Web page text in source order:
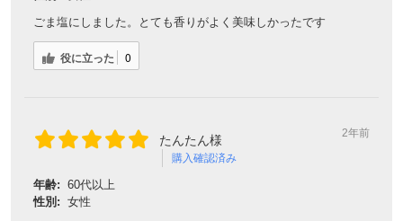
ごま塩にしました。とても香りがよく美味しかったです
役に立った 0
たんたん様
購入確認済み
2年前
年齢: 60代以上
性別: 女性